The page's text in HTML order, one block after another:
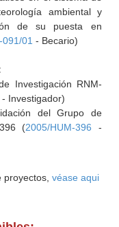
ambiental y
de su puesta en
091/01 - Becario)
Investigación RNM-
- Investigador)
del Grupo de
(2005/HUM-396 -
véase aqui